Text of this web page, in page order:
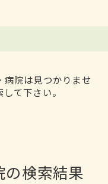
院は見つかりませ
て下さい。
検索結果